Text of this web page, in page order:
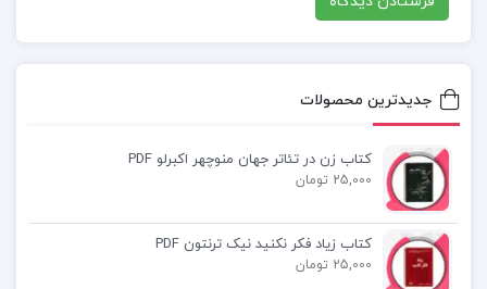
آموزش برنامه ریزی به روش بولت ژورنال
خلاصه کتاب برنامه ریزی به روش بولت ژورنال
کتاب برنامه ریزی به روش بولت ژورنال pdf رایگان
دانلود کتاب برنامه ریزی به روش بولت ژورنال pdf
جدیدترین محصولات
کتاب زن در تئاتر جهان منوچهر اکبرلو PDF
25,000 تومان
کتاب زیاد فکر نکنید نیک ترنتون PDF
25,000 تومان